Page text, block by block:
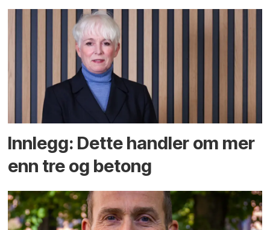
Innlegg: Dette handler om mer
enn tre og betong